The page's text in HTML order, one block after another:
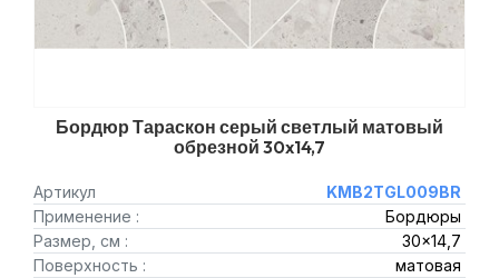
Бордюр Тараскон серый светлый матовый
обрезной 30x14,7
Артикул
KMB2TGL009BR
Применение :
Бордюры
Размер, см :
30x14,7
Поверхность :
матовая